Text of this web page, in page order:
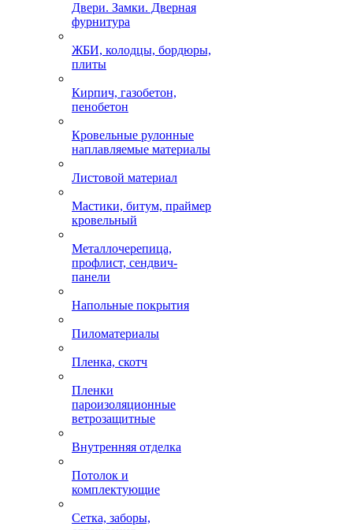
Двери. Замки. Дверная
фурнитура
ЖБИ, колодцы, бордюры,
плиты
Кирпич, газобетон,
пенобетон
Кровельные рулонные
наплавляемые материалы
Листовой материал
Мастики, битум, праймер
кровельный
Металлочерепица,
профлист, сендвич-
панели
Напольные покрытия
Пиломатериалы
Пленка, скотч
Пленки
пароизоляционные
ветрозащитные
Внутренняя отделка
Потолок и
комплектующие
Сетка, заборы,